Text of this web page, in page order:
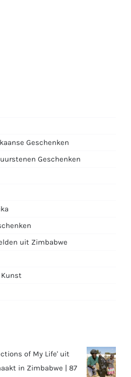
Geschenken
Geschenken
uit Zimbabwe
Kunst
of My Life' uit
in Zimbabwe | 87